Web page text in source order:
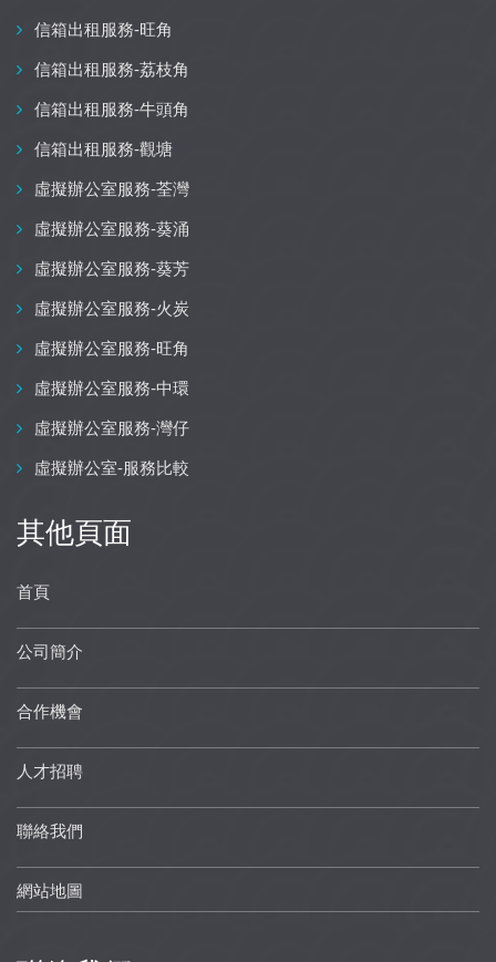
信箱出租服務-旺角
信箱出租服務-荔枝角
信箱出租服務-牛頭角
信箱出租服務-觀塘
虛擬辦公室服務-荃灣
虛擬辦公室服務-葵涌
虛擬辦公室服務-葵芳
虛擬辦公室服務-火炭
虛擬辦公室服務-旺角
虛擬辦公室服務-中環
虛擬辦公室服務-灣仔
虛擬辦公室-服務比較
其他頁面
首頁
公司簡介
合作機會
人才招聘
聯絡我們
網站地圖